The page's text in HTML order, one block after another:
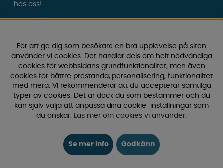
hos oss!
För att ge dig som besökare en bra upplevelse på siten
använder vi cookies. Det handlar dels om helt nödvändiga
cookies för webbsidans grundfunktionalitet, men även
cookies för bättre prestanda, personalisering, funktionalitet
med mera. Vi rekommenderar att du accepterar samtliga
typer av cookies. Det är dock du som bestämmer och du
kan själv välja att anpassa dina cookie-inställningar som
du önskar. Läs mer om cookies vi använder.
Se mer info Godkänn